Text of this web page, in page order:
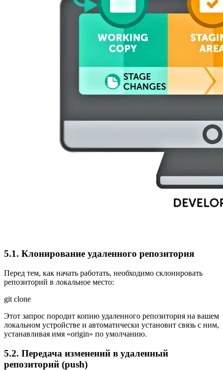
5.1. Клонирование удаленного репозитория
Перед тем, как начать работать, необходимо склонировать
репозиторий в локальное место:
git clone
Этот запрос породит копию удаленного репозитория на вашем
локальном устройстве и автоматически установит связь с ним,
устанавливая имя «origin» по умолчанию.
5.2. Передача изменений в удаленный
репозиторий (push)